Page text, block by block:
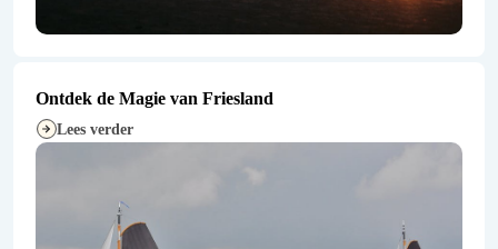
Ontdek de Magie van Friesland
Lees verder